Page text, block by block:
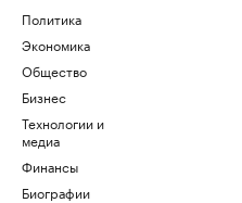
Политика
Экономика
Общество
Бизнес
Технологии и
медиа
Финансы
Биографии